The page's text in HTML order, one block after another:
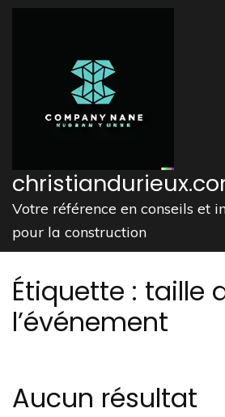
Aller
Votre référence en conseils et
pour la construction
Étiquette : taille
l’événement
Aucun résultat